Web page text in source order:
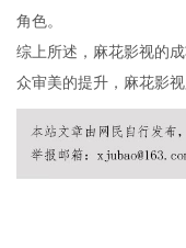
角色。
综上所述，麻花影视的
众审美的提升，麻花影